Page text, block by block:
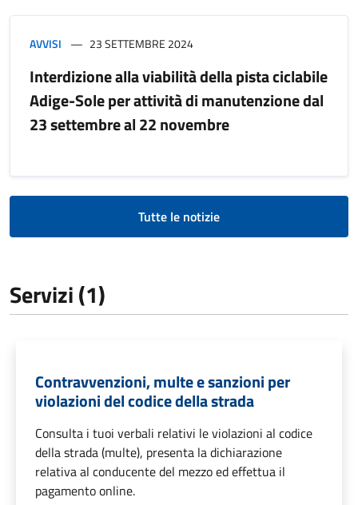
AVVISI 23 SETTEMBRE 2024
Interdizione alla viabilità della pista ciclabile
Adige-Sole per attività di manutenzione dal
23 settembre al 22 novembre
Tutte le notizie
Servizi (1)
Contravvenzioni, multe e sanzioni per
violazioni del codice della strada
Consulta i tuoi verbali relativi le violazioni al codice
della strada (multe), presenta la dichiarazione
relativa al conducente del mezzo ed effettua il
pagamento online.